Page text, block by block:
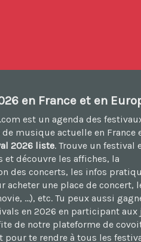
en France et en
est un agenda des
de musique actuelle en France
2026 liste. Trouve un festival
découvre les affiches, la
des concerts, les infos
acheter une place de concert,
...), etc. Tu peux aussi
en 2026 en participant aux
de notre plateforme de
pour te rendre à tous les